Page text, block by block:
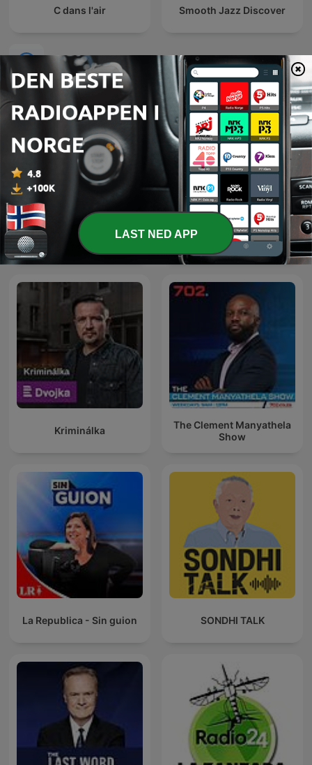
C dans l'air Smooth Jazz Discover
Internasjonale Nyheter-podkaster
24 Oras Podcast Global News Podcast
Kriminálka
The Clement Manyathela
Show
La Republica - Sin guion SONDHI TALK
LAST NED APP